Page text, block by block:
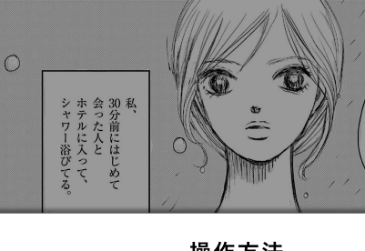
:692.15.692.967:t-vnqp.lunrzsdszk.vn.oi